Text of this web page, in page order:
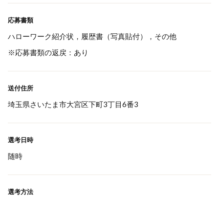
応募書類
ハローワーク紹介状，履歴書（写真貼付），その他
※応募書類の返戻：あり
送付住所
埼玉県さいたま市大宮区下町3丁目6番3
選考日時
随時
選考方法